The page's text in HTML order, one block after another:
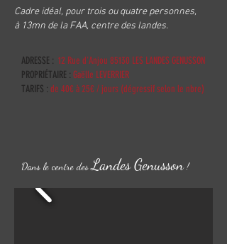
Cadre idéal, pour trois ou quatre personnes,
à 13mn de la FAA, centre des landes.
ADRESSE : 12 Rue d'Anjou 85130 LES LANDES GENUSSON
PROPRIÉTAIRE : Gaëlle LEVERRIER
TARIFS : de 40€ à 25€ / jours (dégressif selon le nbre)
Dans le centre desLandes Genusson!